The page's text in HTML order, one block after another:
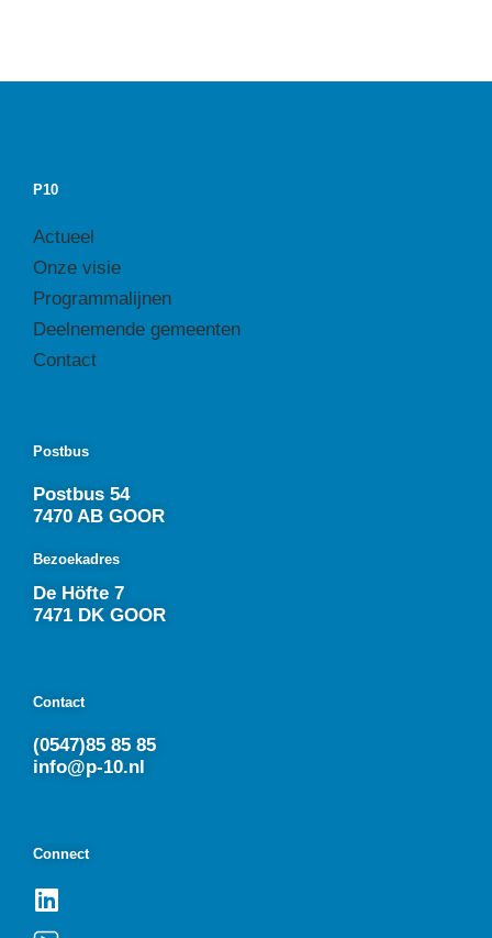
P10
Actueel
Onze visie
Programmalijnen
Deelnemende gemeenten
Contact
Postbus
Postbus 54
7470 AB GOOR
Bezoekadres
De Höfte 7
7471 DK GOOR
Contact
(0547)85 85 85
info@p-10.nl
Connect